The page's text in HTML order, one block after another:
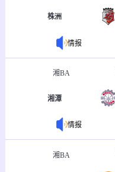
株洲
情报
湘BA
湘潭
情报
湘BA